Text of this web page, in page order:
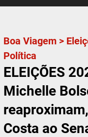
Boa Viagem >
Política
ELEIÇÕES
Michelle
Costa ao